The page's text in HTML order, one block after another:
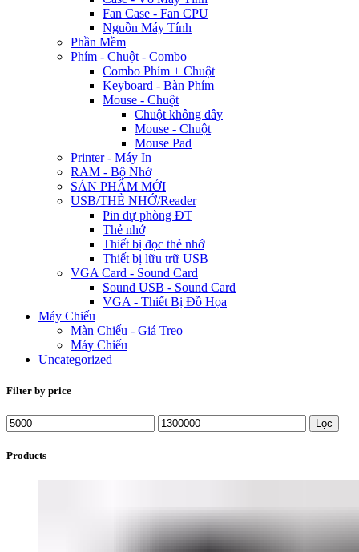
Fan Case - Fan CPU
Nguồn Máy Tính
Phần Mềm
Phím - Chuột - Combo
Combo Phím + Chuột
Keyboard - Bàn Phím
Mouse - Chuột
Chuột không dây
Mouse - Chuột
Mouse Pad
Printer - Máy In
RAM - Bộ Nhớ
SẢN PHẨM MỚI
USB/THẺ NHỚ/Reader
Pin dự phòng ĐT
Thẻ nhớ
Thiết bị đọc thẻ nhớ
Thiết bị lữu trữ USB
VGA Card - Sound Card
Sound USB - Sound Card
VGA - Thiết Bị Đồ Họa
Máy Chiếu
Màn Chiếu - Giá Treo
Máy Chiếu
Uncategorized
Filter by price
Lọc
Products